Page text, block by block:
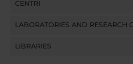
CENTRI
LABORATORIES AND RESEARCH
LIBRARIES